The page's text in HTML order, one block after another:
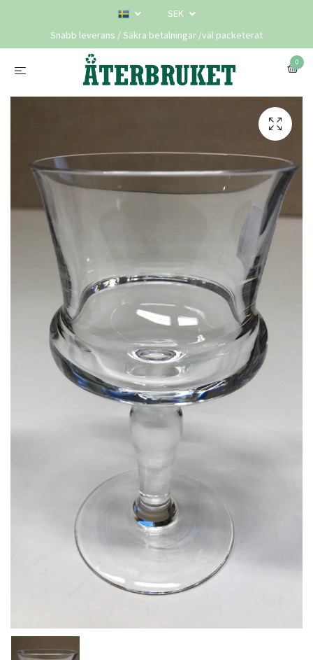
SEK
Snabb leverans / Säkra betalningar /väl packeterat
0